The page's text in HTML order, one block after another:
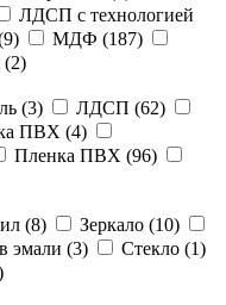
ЛДСП с технологией
9) МДФ (187)
(2)
(3) ЛДСП (62)
ПВХ (4)
Пленка ПВХ (96)
(8) Зеркало (10)
эмали (3) Стекло (1)